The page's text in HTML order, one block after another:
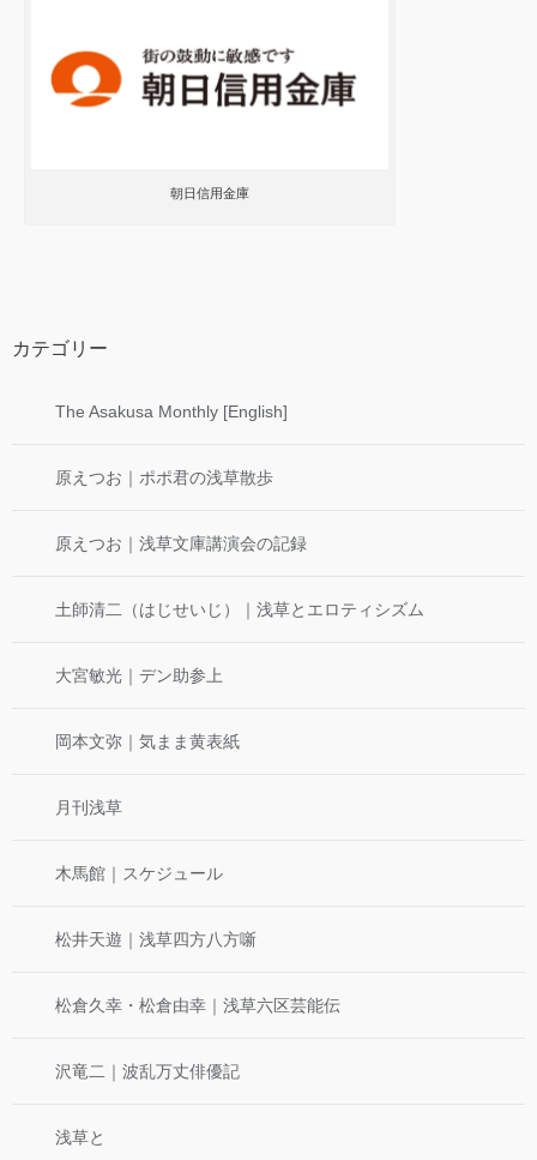
朝日信用金庫
カテゴリー
The Asakusa Monthly [English]
原えつお｜ポポ君の浅草散歩
原えつお｜浅草文庫講演会の記録
土師清二（はじせいじ）｜浅草とエロティシズム
大宮敏光｜デン助参上
岡本文弥｜気まま黄表紙
月刊浅草
木馬館｜スケジュール
松井天遊｜浅草四方八方噺
松倉久幸・松倉由幸｜浅草六区芸能伝
沢竜二｜波乱万丈俳優記
浅草と